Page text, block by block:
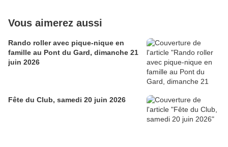
Vous aimerez aussi
Rando roller avec pique-nique en
famille au Pont du Gard, dimanche 21
juin 2026
Fête du Club, samedi 20 juin 2026